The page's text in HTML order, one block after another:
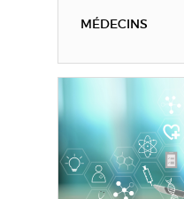
MÉDECINS